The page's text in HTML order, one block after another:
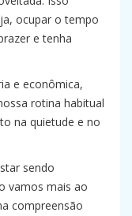
ocupar o tempo
e tenha
e econômica,
rotina habitual
na quietude e no
sendo
vamos mais ao
compreensão